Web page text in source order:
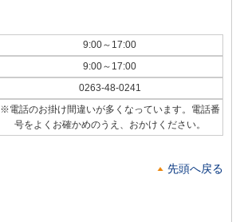
9:00～17:00
9:00～17:00
0263-48-0241
※電話のお掛け間違いが多くなっています。電話番
号をよくお確かめのうえ、おかけください。
先頭へ戻る